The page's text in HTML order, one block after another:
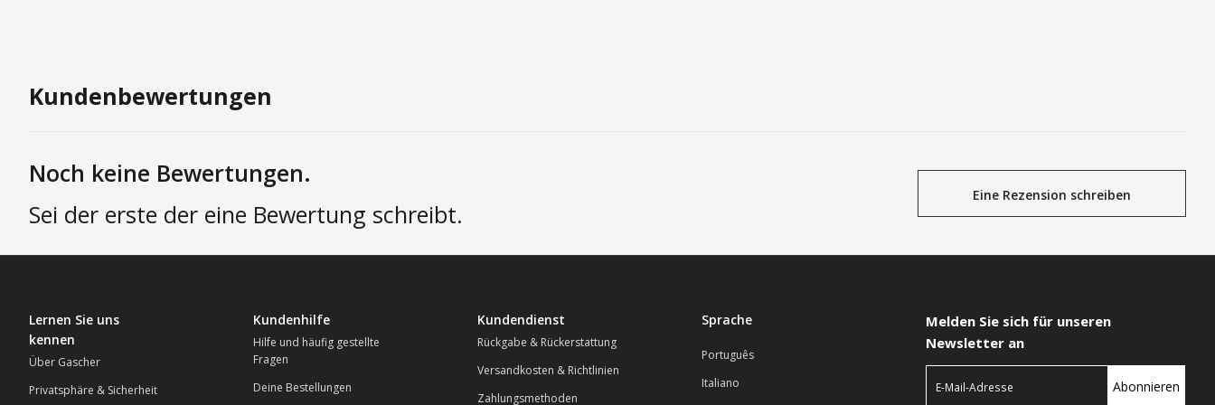
In den Einkaufswagen
Kundenbewertungen
Noch keine Bewertungen.
Sei der erste der eine Bewertung schreibt.
Eine Rezension schreiben
Lernen Sie uns
kennen
Über Gascher
Privatsphäre & Sicherheit
Kundenhilfe
Hilfe und häufig gestellte
Fragen
Deine Bestellungen
Kundendienst
Rückgabe & Rückerstattung
Versandkosten & Richtlinien
Zahlungsmethoden
Sprache
Português
Italiano
Melden Sie sich für unseren
Newsletter an
Abonnieren